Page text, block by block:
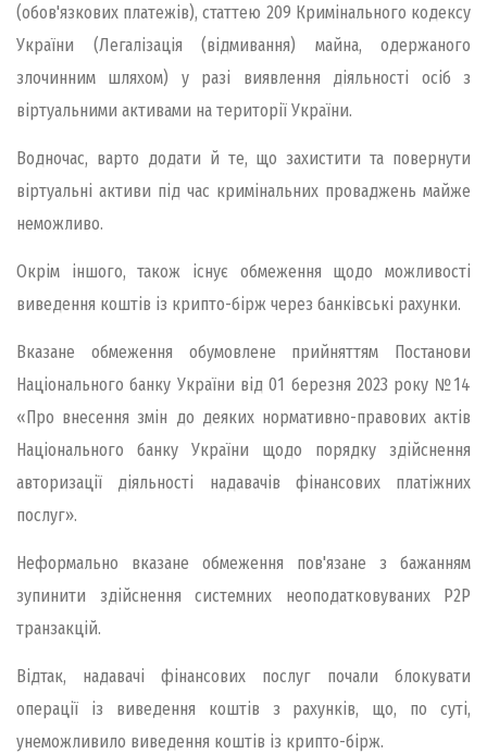
(обов'язкових платежів), статтею 209 Кримінального кодексу
України (Легалізація (відмивання) майна, одержаного
злочинним шляхом) у разі виявлення діяльності осіб з
віртуальними активами на території України.
Водночас, варто додати й те, що захистити та повернути
віртуальні активи під час кримінальних проваджень майже
неможливо.
Окрім іншого, також існує обмеження щодо можливості
виведення коштів із крипто-бірж через банківські рахунки.
Вказане обмеження обумовлене прийняттям Постанови
Національного банку України від 01 березня 2023 року №14
«Про внесення змін до деяких нормативно-правових актів
Національного банку України щодо порядку здійснення
авторизації діяльності надавачів фінансових платіжних
послуг».
Неформально вказане обмеження пов'язане з бажанням
зупинити здійснення системних неоподатковуваних P2P
транзакцій.
Відтак, надавачі фінансових послуг почали блокувати
операції із виведення коштів з рахунків, що, по суті,
унеможливило виведення коштів із крипто-бірж.